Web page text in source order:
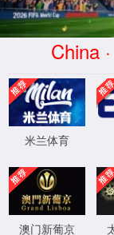
2026买
区)-